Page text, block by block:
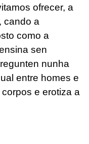
ofrecer, a
cando a
como a
sen
nunha
entre homes e
e erotiza a